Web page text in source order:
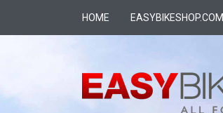
HOME EASYBIKESHOP.COM